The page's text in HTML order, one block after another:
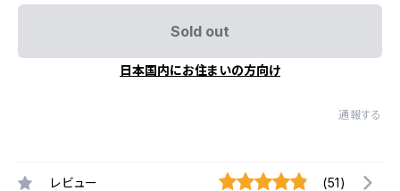
Sold out
日本国内にお住まいの方向け
通報する
レビュー (51)